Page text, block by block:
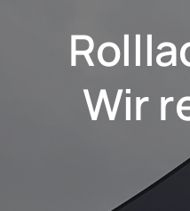
Wir reparieren ihn schnell und mit